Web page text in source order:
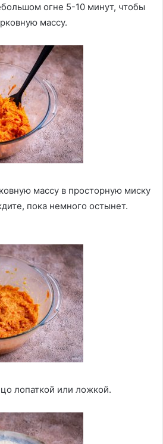
огне 5-10 минут, чтобы
массу.
массу в просторную миску
пока немного остынет.
лопаткой или ложкой.